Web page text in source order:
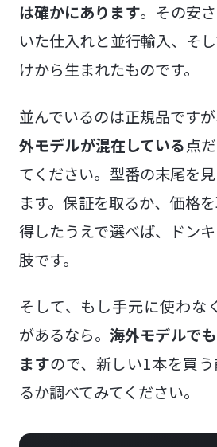
は確かにあります。その安
いた仕入れと並行輸入、そ
けから生まれたものです。
並んでいるのは正規品ですが
外モデルが混在している点
てください。型番の末尾を
ます。保証を取るか、価格
得したうえで選べば、ドン
肢です。
そして、もし手元に使わな
があるなら。海外モデルで
ますので、新しい1本を買
るか調べてみてください。